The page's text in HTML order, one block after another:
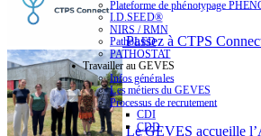
Passez à CTPS
Le GEVES accueille
Plateforme de phénotypage
I.D.SEED®
NIRS / RMN
PathoLED
PATHOSTAT
Travailler au GEVES
Infos générales
Les métiers du GEVES
Processus de recrutement
CDI
CDD